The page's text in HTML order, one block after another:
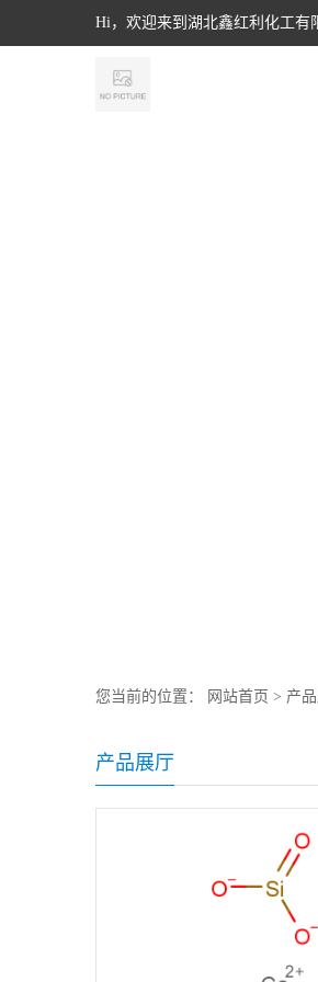
Hi，欢迎来到湖北鑫红利化工有
您当前的位置： 网站首页 > 产
产品展厅